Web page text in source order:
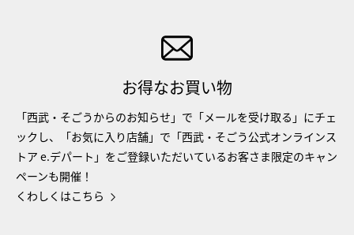
お得なお買い物
「西武・そごうからのお知らせ」で「メールを受け取る」にチェ
ックし、「お気に入り店舗」で「西武・そごう公式オンラインス
トア e.デパート」をご登録いただいているお客さま限定のキャン
ペーンも開催！
くわしくはこちら